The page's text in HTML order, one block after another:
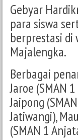
Gebyar
para siswa
berprestasi di
Majalengka.
Berbagai
Jaroe (SMAN
Jaipong
Jatiwangi),
(SMAN 1